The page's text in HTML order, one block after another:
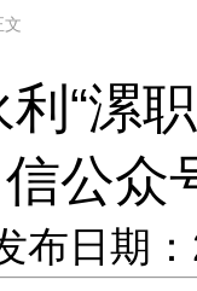
文
“漯
信公众
布日期